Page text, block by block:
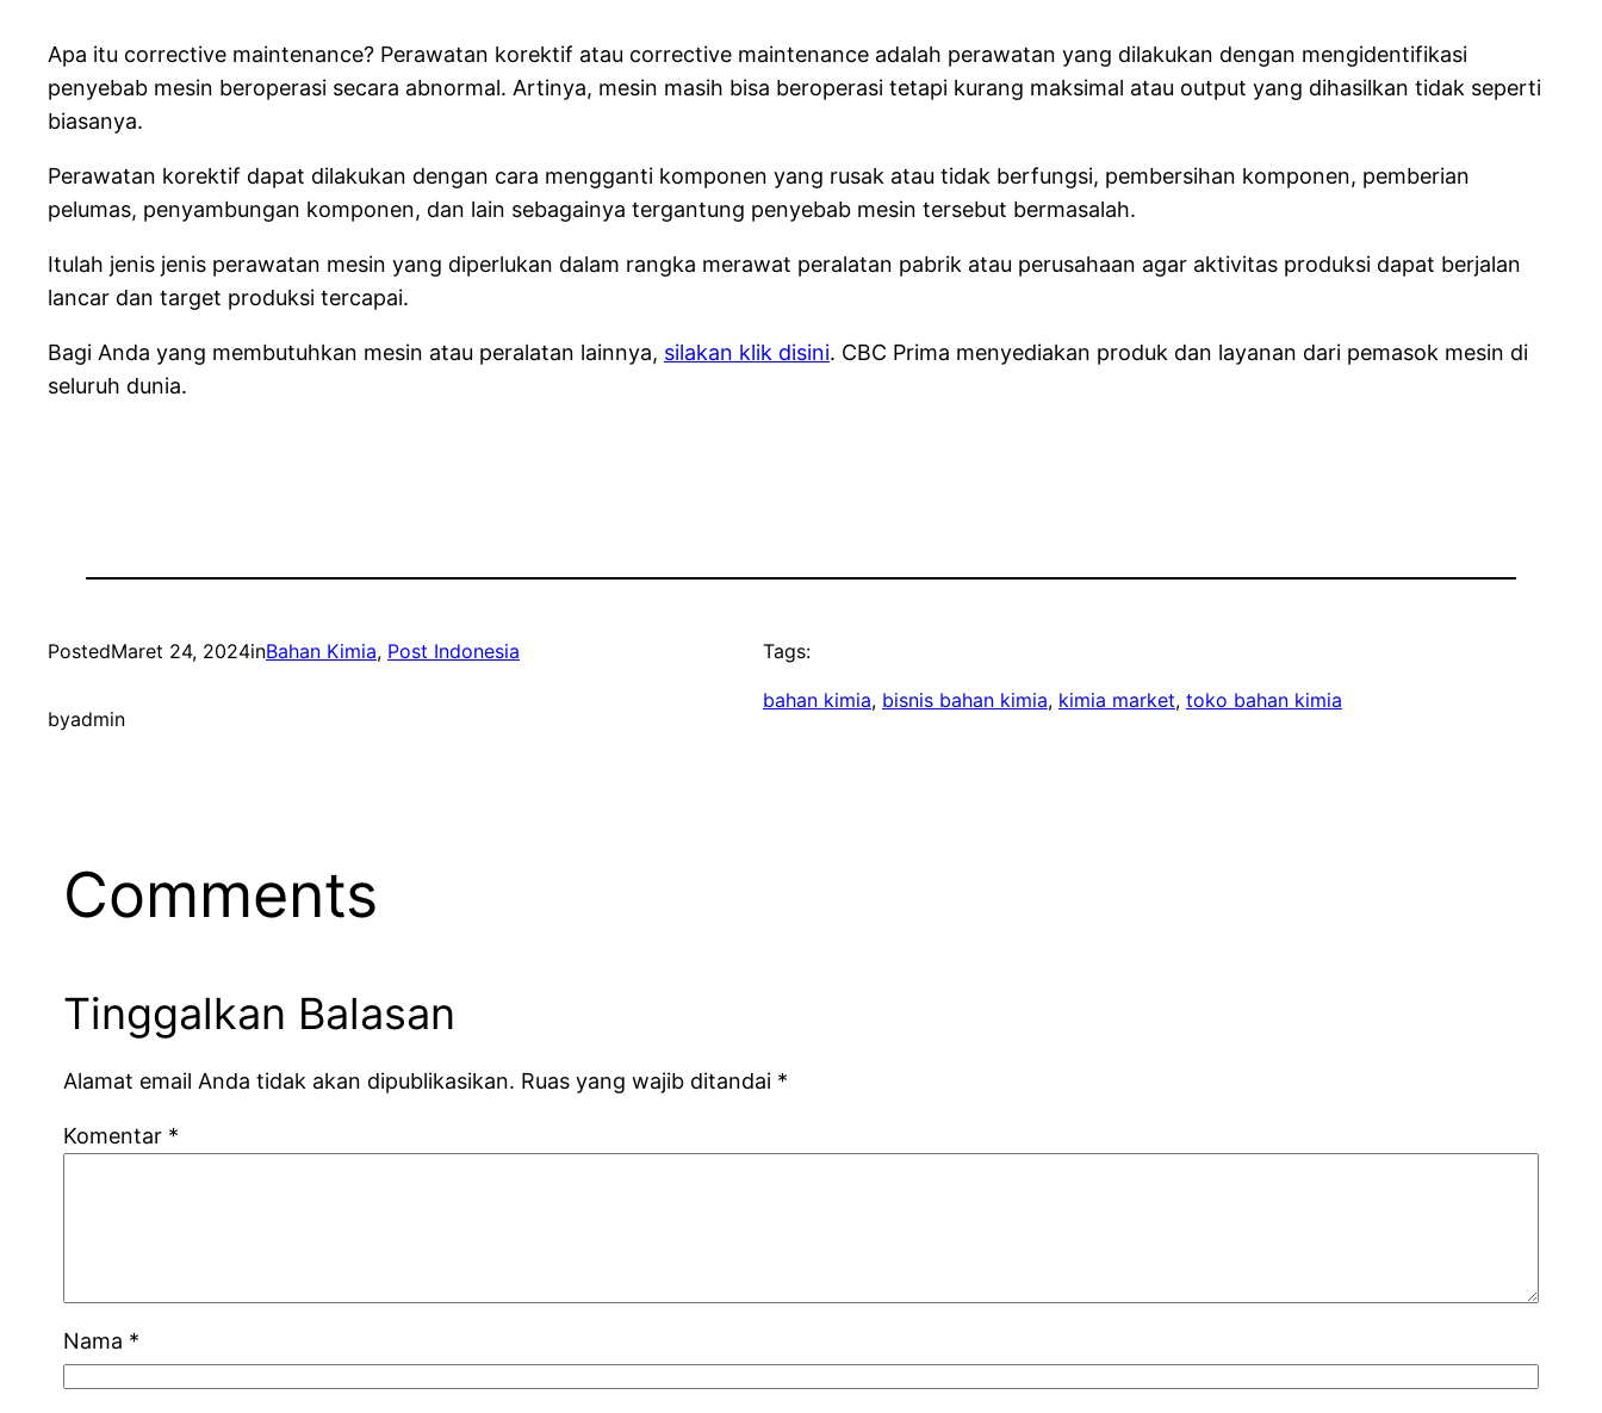
Apa itu corrective maintenance? Perawatan korektif atau corrective maintenance adalah perawatan yang dilakukan dengan mengidentifikasi
penyebab mesin beroperasi secara abnormal. Artinya, mesin masih bisa beroperasi tetapi kurang maksimal atau output yang dihasilkan tidak seperti
biasanya.
Perawatan korektif dapat dilakukan dengan cara mengganti komponen yang rusak atau tidak berfungsi, pembersihan komponen, pemberian
pelumas, penyambungan komponen, dan lain sebagainya tergantung penyebab mesin tersebut bermasalah.
Itulah jenis jenis perawatan mesin yang diperlukan dalam rangka merawat peralatan pabrik atau perusahaan agar aktivitas produksi dapat berjalan
lancar dan target produksi tercapai.
Bagi Anda yang membutuhkan mesin atau peralatan lainnya, silakan klik disini. CBC Prima menyediakan produk dan layanan dari pemasok mesin di
seluruh dunia.
PostedMaret 24, 2024inBahan Kimia, Post Indonesia
byadmin
Tags:
bahan kimia, bisnis bahan kimia, kimia market, toko bahan kimia
Comments
Tinggalkan Balasan
Alamat email Anda tidak akan dipublikasikan. Ruas yang wajib ditandai *
Komentar *
Nama *